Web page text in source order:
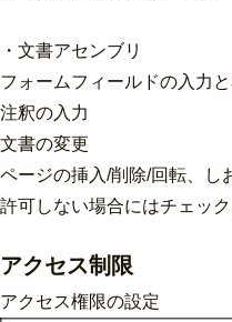
・文書アセンブリ
フォームフィールドの入力
注釈の入力
文書の変更
ページの挿入/削除/回転、し
許可しない場合にはチェック
アクセス制限
アクセス権限の設定